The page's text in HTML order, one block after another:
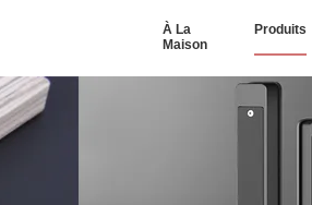
À La
Maison
Produits